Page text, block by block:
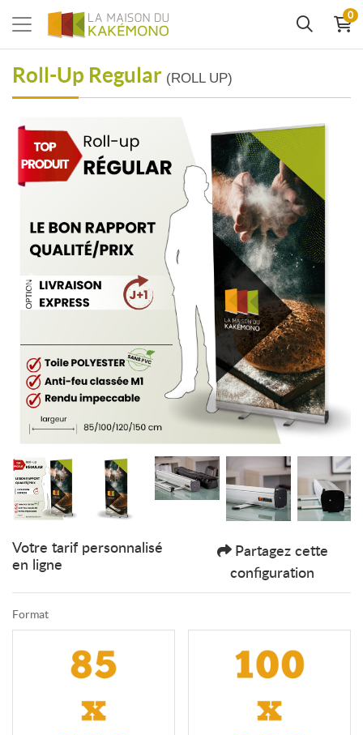
0
Roll-Up Regular (ROLL UP)
Votre tarif personnalisé
en ligne
Partagez cette
configuration
Format